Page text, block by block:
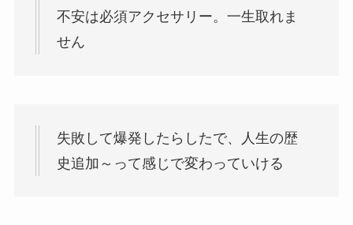
不安は必須アクセサリー。一生取れま
せん
失敗して爆発したらしたで、人生の歴
史追加～って感じで変わっていける